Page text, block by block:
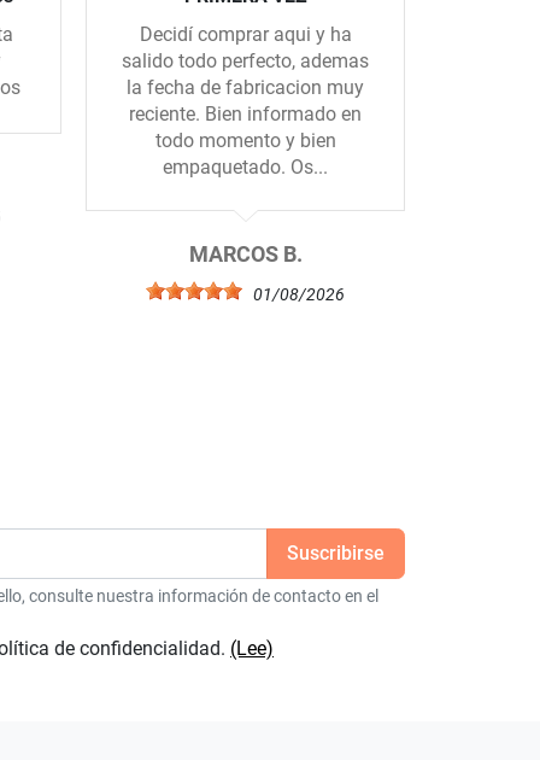
Decidí comprar aqui y ha
salido todo perfecto, ademas
la fecha de fabricacion muy
reciente. Bien informado en
todo momento y bien
empaquetado. Os...
MARCOS B.
01/08/2026
consulte nuestra información de contacto en el
de confidencialidad. (Lee)